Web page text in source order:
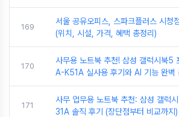
169
서울 공유오피스, 스파크플러스 시청
(위치, 시설, 가격, 혜택 총정리)
170
사무용 노트북 추천! 삼성 갤럭시북
A-K51A 실사용 후기와 AI 기능 완벽
171
사무 업무용 노트북 추천: 삼성 갤
31A 솔직 후기 (장단점부터 비교까지)